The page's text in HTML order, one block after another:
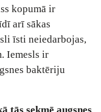
kopumā ir
arī sākas
īsti neiedarbojas,
Iemesls ir
baktēriju